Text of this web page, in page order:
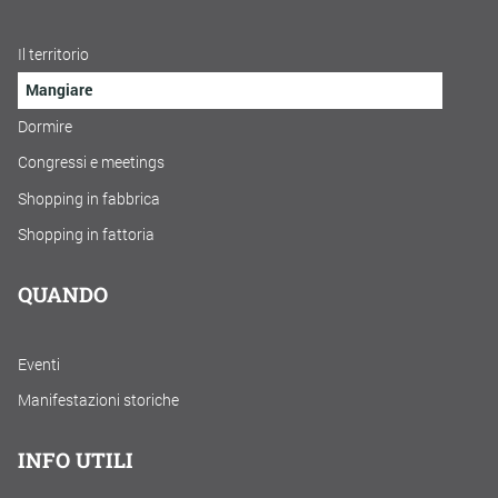
Il territorio
Mangiare
Dormire
Congressi e meetings
Shopping in fabbrica
Shopping in fattoria
QUANDO
Eventi
Manifestazioni storiche
INFO UTILI